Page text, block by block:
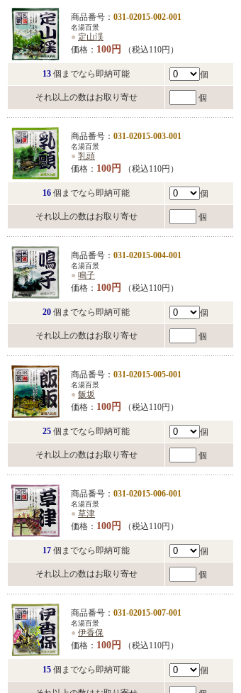
商品番号： 031-02015-002-001
名湯百景
● 定山渓
価格： 100円 （税込110円）
13 個までなら即納可能 個
それ以上の数はお取り寄せ 個
商品番号： 031-02015-003-001
名湯百景
● 乳頭
価格： 100円 （税込110円）
16 個までなら即納可能 個
それ以上の数はお取り寄せ 個
商品番号： 031-02015-004-001
名湯百景
● 鳴子
価格： 100円 （税込110円）
20 個までなら即納可能 個
それ以上の数はお取り寄せ 個
商品番号： 031-02015-005-001
名湯百景
● 飯坂
価格： 100円 （税込110円）
25 個までなら即納可能 個
それ以上の数はお取り寄せ 個
商品番号： 031-02015-006-001
名湯百景
● 草津
価格： 100円 （税込110円）
17 個までなら即納可能 個
それ以上の数はお取り寄せ 個
商品番号： 031-02015-007-001
名湯百景
● 伊香保
価格： 100円 （税込110円）
15 個までなら即納可能 個